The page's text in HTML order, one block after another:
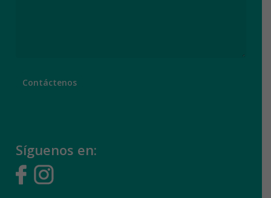
Síguenos en: